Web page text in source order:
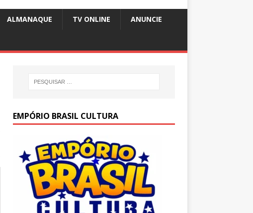
ALMANAQUE TV ONLINE ANUNCIE
EMPÓRIO BRASIL CULTURA